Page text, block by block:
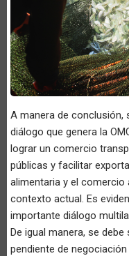
A manera de conclusión,
diálogo que genera la
lograr un comercio
públicas y facilitar
alimentaria y el comercio
contexto actual. Es
importante diálogo
De igual manera, se
pendiente de